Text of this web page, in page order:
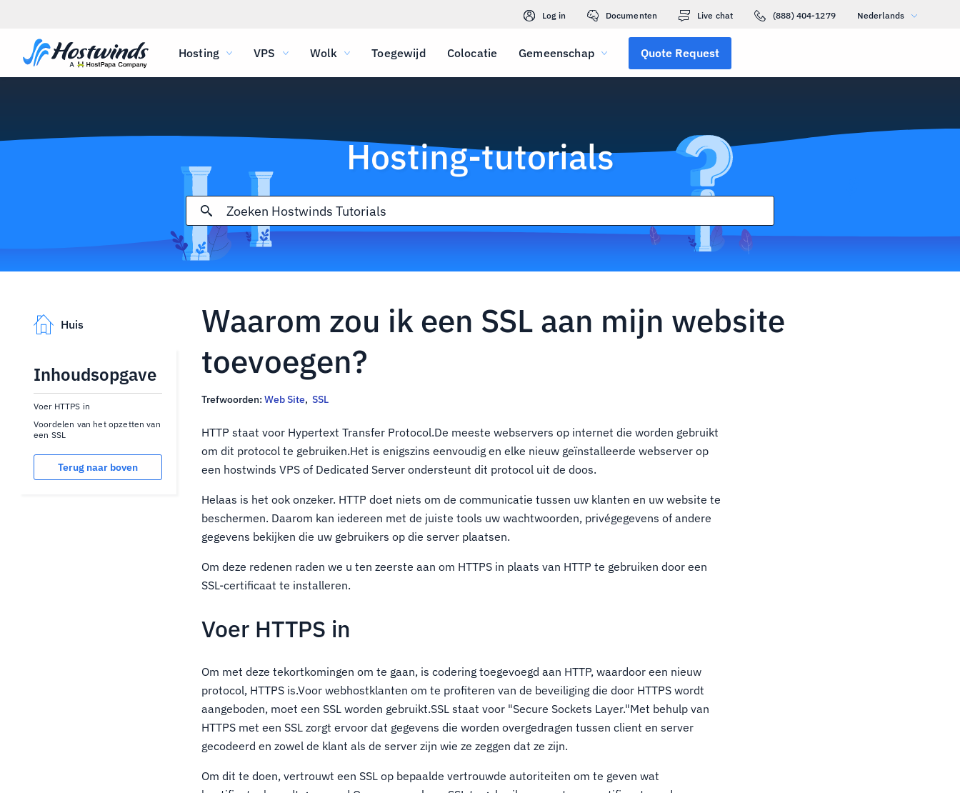
Log in Documenten Live chat (888) 404-1279 Nederlands
Hosting VPS Wolk Toegewijd Colocatie Gemeenschap Quote Request
Hosting-tutorials
Huis
Inhoudsopgave
Voer HTTPS in
Voordelen van het opzetten van
een SSL
Terug naar boven
Waarom zou ik een SSL aan mijn website
toevoegen?
Trefwoorden: Web Site, SSL
HTTP staat voor Hypertext Transfer Protocol.De meeste webservers op internet die worden gebruikt
om dit protocol te gebruiken.Het is enigszins eenvoudig en elke nieuw geïnstalleerde webserver op
een hostwinds VPS of Dedicated Server ondersteunt dit protocol uit de doos.
Helaas is het ook onzeker. HTTP doet niets om de communicatie tussen uw klanten en uw website te
beschermen. Daarom kan iedereen met de juiste tools uw wachtwoorden, privégegevens of andere
gegevens bekijken die uw gebruikers op die server plaatsen.
Om deze redenen raden we u ten zeerste aan om HTTPS in plaats van HTTP te gebruiken door een
SSL-certificaat te installeren.
Voer HTTPS in
Om met deze tekortkomingen om te gaan, is codering toegevoegd aan HTTP, waardoor een nieuw
protocol, HTTPS is.Voor webhostklanten om te profiteren van de beveiliging die door HTTPS wordt
aangeboden, moet een SSL worden gebruikt.SSL staat voor "Secure Sockets Layer."Met behulp van
HTTPS met een SSL zorgt ervoor dat gegevens die worden overgedragen tussen client en server
gecodeerd en zowel de klant als de server zijn wie ze zeggen dat ze zijn.
Om dit te doen, vertrouwt een SSL op bepaalde vertrouwde autoriteiten om te geven wat